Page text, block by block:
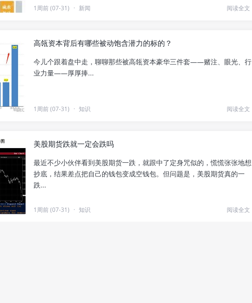
1周前 (07-31) · 新闻 阅读全文
高瓴资本背后有哪些被动饱含潜力的标的？
今儿个跟着盘中走，聊聊那些被高瓴资本豪华三件套——赌注、眼光、行
业力量——厚厚捧...
1周前 (07-31) · 知识 阅读全文
美股期货跌就一定会跌吗
最近不少小伙伴看到美股期货一跌，就跟中了定身咒似的，慌慌张张地想
抄底，结果差点把自己的钱包变成空钱包。但问题是，美股期货真的一
跌...
1周前 (07-31) · 知识 阅读全文